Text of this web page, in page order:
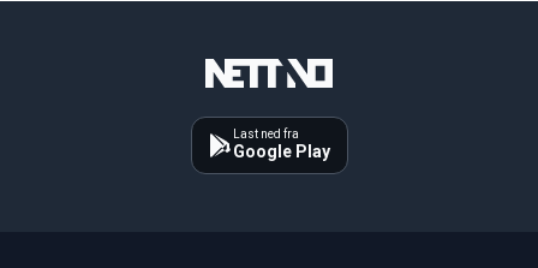
Last ned fra
Google Play